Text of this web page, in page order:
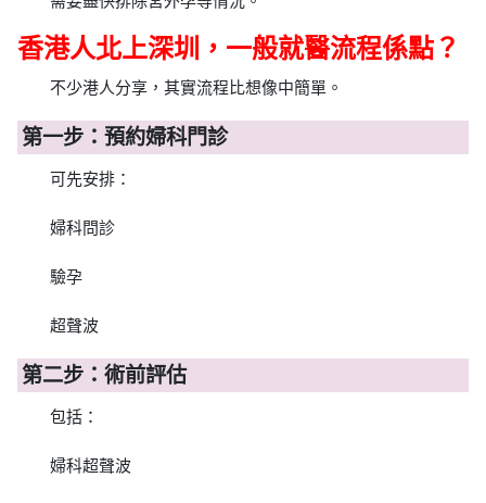
香港人北上深圳，一般就醫流程係點？
不少港人分享，其實流程比想像中簡單。
第一步：預約婦科門診
可先安排：
婦科問診
驗孕
超聲波
第二步：術前評估
包括：
婦科超聲波